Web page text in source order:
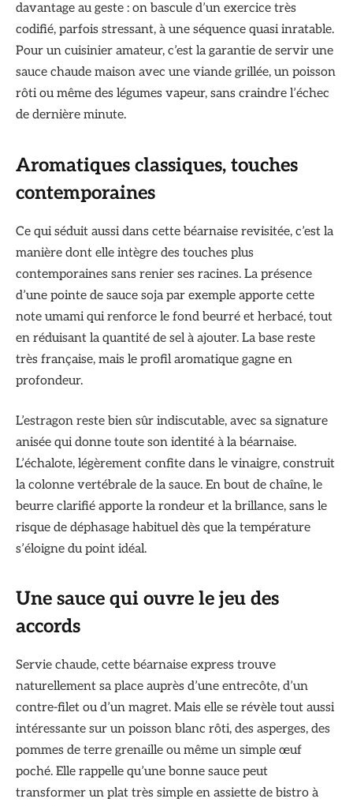
davantage au geste : on bascule d’un exercice très
codifié, parfois stressant, à une séquence quasi inratable.
Pour un cuisinier amateur, c’est la garantie de servir une
sauce chaude maison avec une viande grillée, un poisson
rôti ou même des légumes vapeur, sans craindre l’échec
de dernière minute.
Aromatiques classiques, touches
contemporaines
Ce qui séduit aussi dans cette béarnaise revisitée, c’est la
manière dont elle intègre des touches plus
contemporaines sans renier ses racines. La présence
d’une pointe de sauce soja par exemple apporte cette
note umami qui renforce le fond beurré et herbacé, tout
en réduisant la quantité de sel à ajouter. La base reste
très française, mais le profil aromatique gagne en
profondeur.
L’estragon reste bien sûr indiscutable, avec sa signature
anisée qui donne toute son identité à la béarnaise.
L’échalote, légèrement confite dans le vinaigre, construit
la colonne vertébrale de la sauce. En bout de chaîne, le
beurre clarifié apporte la rondeur et la brillance, sans le
risque de déphasage habituel dès que la température
s’éloigne du point idéal.
Une sauce qui ouvre le jeu des
accords
Servie chaude, cette béarnaise express trouve
naturellement sa place auprès d’une entrecôte, d’un
contre-filet ou d’un magret. Mais elle se révèle tout aussi
intéressante sur un poisson blanc rôti, des asperges, des
pommes de terre grenaille ou même un simple œuf
poché. Elle rappelle qu’une bonne sauce peut
transformer un plat très simple en assiette de bistro à